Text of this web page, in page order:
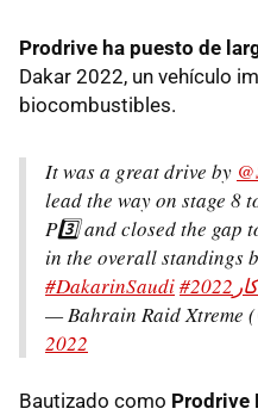
Prodrive ha puesto de
Dakar 2022, un vehículo
biocombustibles.
It was a great drive by
lead the way on stage 8
P3️⃣ and closed the gap
in the overall standings
#DakarinSaudi
— Bahrain Raid Xtreme
2022
Bautizado como Prodrive